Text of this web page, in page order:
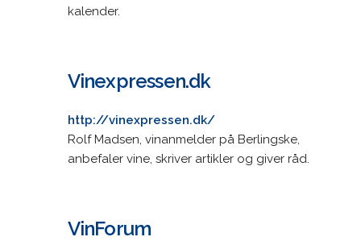
kalender.
Vinexpressen.dk
http://vinexpressen.dk/
Rolf Madsen, vinanmelder på Berlingske,
anbefaler vine, skriver artikler og giver råd.
VinForum